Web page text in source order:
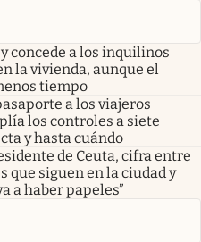
concede a los inquilinos
la vivienda, aunque el
tiempo
a los viajeros
los controles a siete
y hasta cuándo
de Ceuta, cifra entre
que siguen en la ciudad y
a haber papeles”